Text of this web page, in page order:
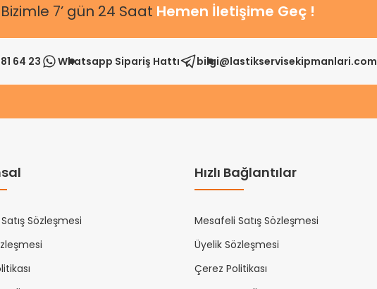
Bizimle 7’ gün 24 Saat Hemen İletişime Geç !
64 23 Whatsapp Sipariş Hattı bilgi@lastikservisekipmanlari.com
Sözleşmesi
Hızlı Bağlantılar
Mesafeli Satış Sözleşmesi
Üyelik Sözleşmesi
Çerez Politikası